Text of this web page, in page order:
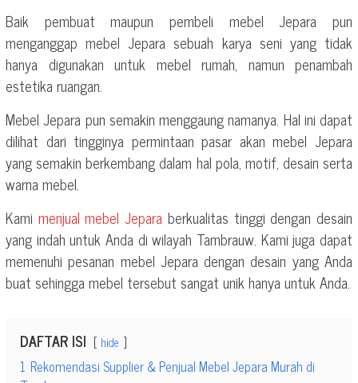
Baik pembuat maupun pembeli mebel Jepara pun
menganggap mebel Jepara sebuah karya seni yang tidak
hanya digunakan untuk mebel rumah, namun penambah
estetika ruangan.
Mebel Jepara pun semakin menggaung namanya. Hal ini dapat
dilihat dari tingginya permintaan pasar akan mebel Jepara
yang semakin berkembang dalam hal pola, motif, desain serta
warna mebel.
Kami menjual mebel Jepara berkualitas tinggi dengan desain
yang indah untuk Anda di wilayah Tambrauw. Kami juga dapat
memenuhi pesanan mebel Jepara dengan desain yang Anda
buat sehingga mebel tersebut sangat unik hanya untuk Anda.
DAFTAR ISI hide
1 Rekomendasi Supplier & Penjual Mebel Jepara Murah di